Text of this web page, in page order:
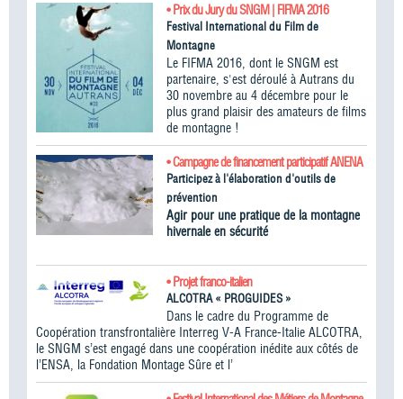
• Prix du Jury du SNGM | FIFMA 2016
Festival International du Film de
Montagne
Le FIFMA 2016, dont le SNGM est
partenaire, s'est déroulé à Autrans du
30 novembre au 4 décembre pour le
plus grand plaisir des amateurs de films
de montagne !
• Campagne de financement participatif ANENA
Participez à l'élaboration d'outils de
prévention
Agir pour une pratique de la montagne
hivernale en sécurité
• Projet franco-italien
ALCOTRA « PROGUIDES »
Dans le cadre du Programme de
Coopération transfrontalière Interreg V-A France-Italie ALCOTRA,
le SNGM s’est engagé dans une coopération inédite aux côtés de
l’ENSA, la Fondation Montage Sûre et l’